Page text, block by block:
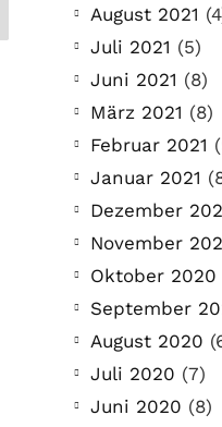
August 2021
Juli 2021 (5)
Juni 2021 (8)
März 2021 (8)
Februar 2021
Januar 2021
Dezember
November
Oktober 2020
September
August 2020
Juli 2020 (7)
Juni 2020 (8)